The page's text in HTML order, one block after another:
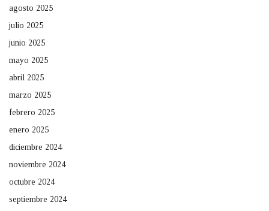
agosto 2025
julio 2025
junio 2025
mayo 2025
abril 2025
marzo 2025
febrero 2025
enero 2025
diciembre 2024
noviembre 2024
octubre 2024
septiembre 2024